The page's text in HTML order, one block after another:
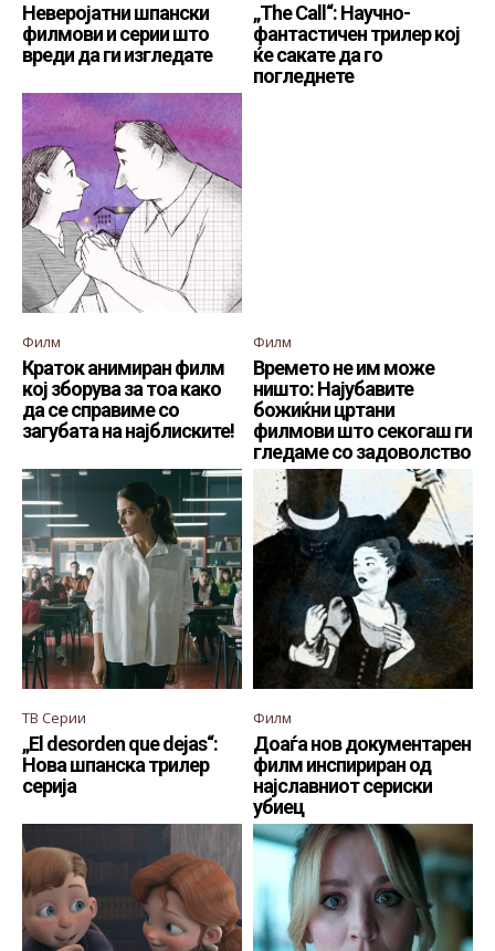
Неверојатни шпански
филмови и серии што
вреди да ги изгледате
„The Call“: Научно-
фантастичен трилер кој
ќе сакате да го
погледнете
Филм
Краток анимиран филм
кој зборува за тоа како
да се справиме со
загубата на најблиските!
Филм
Времето не им може
ништо: Најубавите
божиќни цртани
филмови што секогаш ги
гледаме со задоволство
ТВ Серии
„El desorden que dejas“:
Нова шпанска трилер
серија
Филм
Доаѓа нов документарен
филм инспириран од
најславниот сериски
убиец